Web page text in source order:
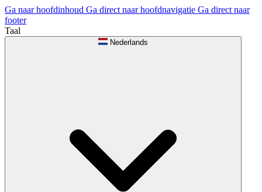
Ga naar hoofdinhoud Ga direct naar hoofdnavigatie Ga direct naar
footer
Taal
Nederlands